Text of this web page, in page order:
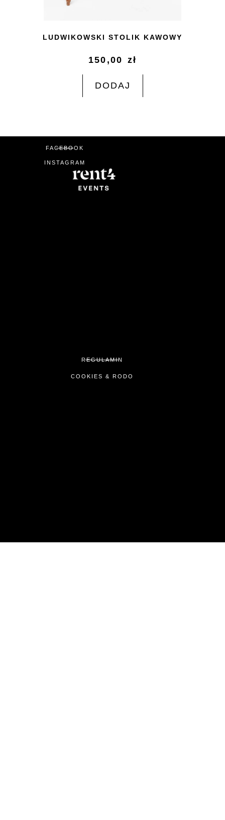
LUDWIKOWSKI STOLIK KAWOWY
150,00 zł
DODAJ
FACEBOOK
INSTAGRAM
REGULAMIN
COOKIES & RODO